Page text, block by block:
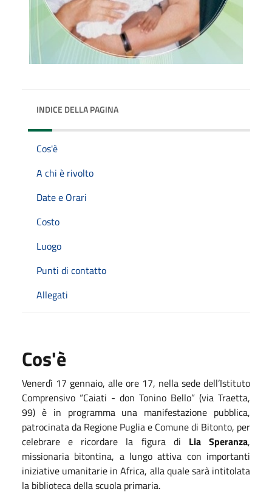
INDICE DELLA PAGINA
Cos'è
A chi è rivolto
Date e Orari
Costo
Luogo
Punti di contatto
Allegati
Cos'è
Venerdì 17 gennaio, alle ore 17, nella sede dell’Istituto
Comprensivo “Caiati - don Tonino Bello” (via Traetta,
99) è in programma una manifestazione pubblica,
patrocinata da Regione Puglia e Comune di Bitonto, per
celebrare e ricordare la figura di Lia Speranza,
missionaria bitontina, a lungo attiva con importanti
iniziative umanitarie in Africa, alla quale sarà intitolata
la biblioteca della scuola primaria.